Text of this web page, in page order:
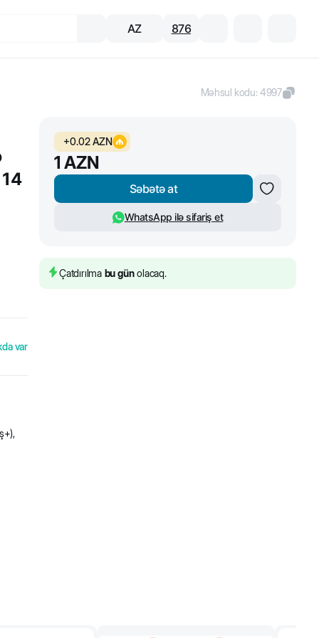
AZ 876
Məhsul kodu:4997
var
+0.02AZN
1 AZN
Səbətə at
WhatsApp ilə sifariş et
Çatdırılma bu günolacaq.